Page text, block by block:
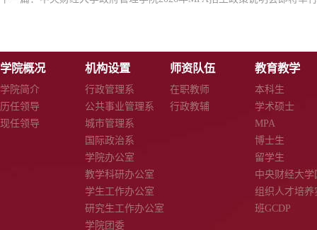
学院概况
学院简介
历任领导
现任领导
机构设置
行政管理系
公共事业管理系
城市管理系
国际政治系
学院办公室
教学科研办公室
学生工作办公室
研究生工作办公室
学院团委
师资队伍
在职教师
行政教辅
教育教学
本科生
学术硕士
MPA
博士生
留学生
中央财经大学
组织人才培养
班GCDP